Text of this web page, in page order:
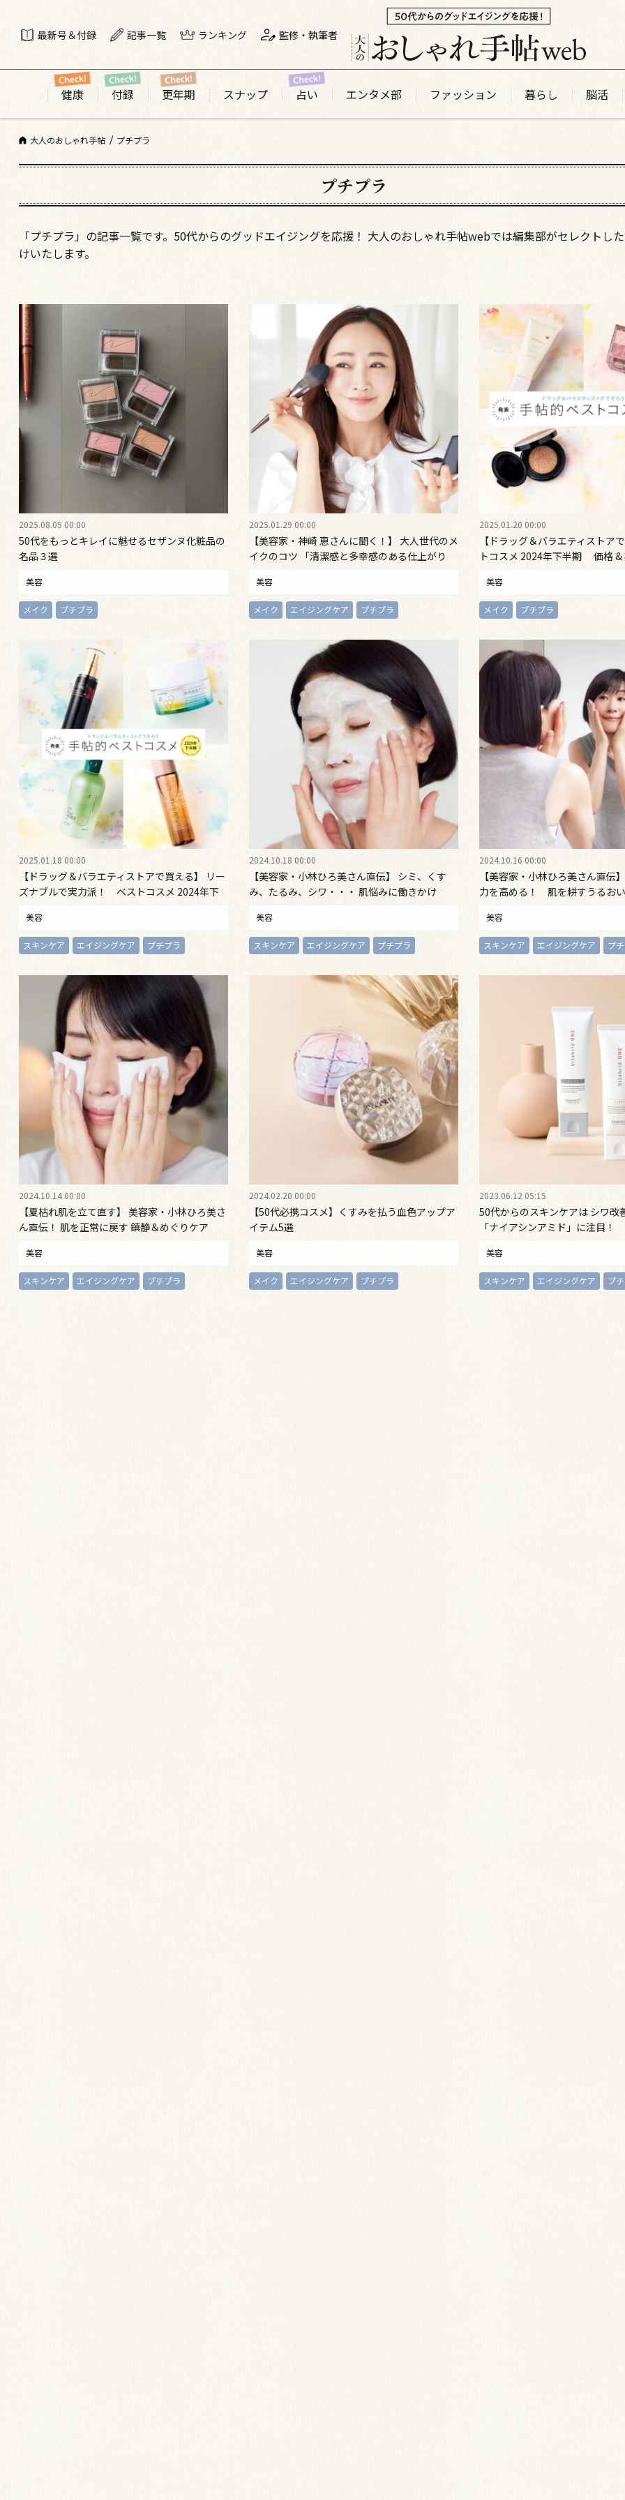
最新号＆付録 記事一覧 ランキング 監修・執筆者
健康 付録 更年期 スナップ 占い エンタメ部 ファッション 暮らし 脳活
大人のおしゃれ手帖 プチプラ
プチプラ
「プチプラ」の記事一覧です。50代からのグッドエイジングを応援！ 大人のおしゃれ手帖webでは編集部がセレクトし
けいたします。
2025.08.05 00:00
50代をもっとキレイに魅せるセザンヌ化粧品の
名品３選
美容
メイク プチプラ
2025.01.29 00:00
【美容家・神崎 恵さんに聞く！】 大人世代のメ
イクのコツ 「清潔感と多幸感のある仕上がり
美容
メイク エイジングケア プチプラ
2025.01.20 00:00
【ドラッグ＆バラエティストア
トコスメ 2024年下半期 価格 &
美容
メイク プチプラ
2025.01.18 00:00
【ドラッグ＆バラエティストアで買える】 リー
ズナブルで実力派！ ベストコスメ 2024年下
美容
スキンケア エイジングケア プチプラ
2024.10.18 00:00
【美容家・小林ひろ美さん直伝】 シミ、くす
み、たるみ、シワ・・・ 肌悩みに働きかけ
美容
スキンケア エイジングケア プチプラ
2024.10.16 00:00
【美容家・小林ひろ美さん直伝
力を高める！ 肌を耕すうるお
美容
スキンケア エイジングケア プ
2024.10.14 00:00
【夏枯れ肌を立て直す】 美容家・小林ひろ美さ
ん直伝！ 肌を正常に戻す 鎮静＆めぐりケア
美容
スキンケア エイジングケア プチプラ
2024.02.20 00:00
【50代必携コスメ】くすみを払う血色アップア
イテム5選
美容
メイク エイジングケア プチプラ
2023.06.12 05:15
50代からのスキンケアは シワ改
「ナイアシンアミド」に注目！
美容
スキンケア エイジングケア プ